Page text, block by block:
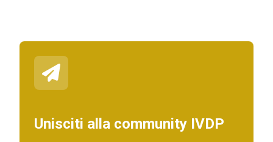
Unisciti alla community IVDP